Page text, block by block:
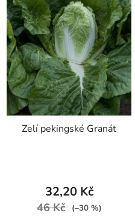
Zelí pekingské Granát
32,20 Kč
46 Kč (–30 %)